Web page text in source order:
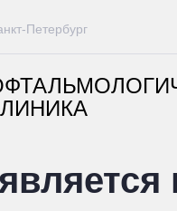
Петербург